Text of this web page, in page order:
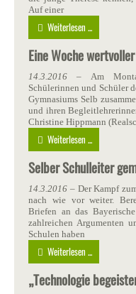
Auf einer
Weiterlesen ...
Eine Woche
14.3.2016 – Am
Schülerinnen und Schüler
Gymnasiums Selb
und ihren
Christine Hippmann
Weiterlesen ...
Selber Schulleiter
14.3.2016 – Der Kampf
nach wie vor weiter.
Briefen an das
zahlreichen Argumenten
Schulen haben
Weiterlesen ...
„Technologie